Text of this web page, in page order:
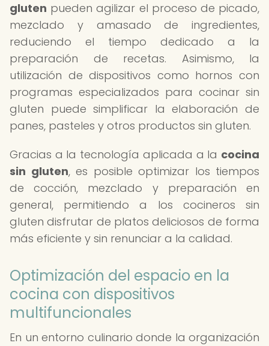
gluten pueden agilizar el proceso de picado,
mezclado y amasado de ingredientes,
reduciendo el tiempo dedicado a la
preparación de recetas. Asimismo, la
utilización de dispositivos como hornos con
programas especializados para cocinar sin
gluten puede simplificar la elaboración de
panes, pasteles y otros productos sin gluten.
Gracias a la tecnología aplicada a la cocina
sin gluten, es posible optimizar los tiempos
de cocción, mezclado y preparación en
general, permitiendo a los cocineros sin
gluten disfrutar de platos deliciosos de forma
más eficiente y sin renunciar a la calidad.
Optimización del espacio en la
cocina con dispositivos
multifuncionales
En un entorno culinario donde la organización